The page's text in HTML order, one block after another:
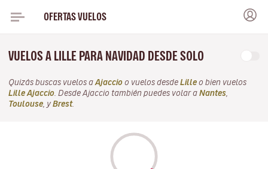
OFERTAS VUELOS
VUELOS A LILLE PARA NAVIDAD DESDE SOLO
Quizás buscas vuelos a Ajaccio o vuelos desde Lille o bien vuelos
Lille Ajaccio . Desde Ajaccio también puedes volar a Nantes
Toulouse , y Brest.